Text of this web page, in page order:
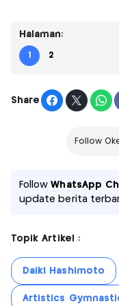
Halaman:
1 2
Share
Follow
FollowWhatsApp
update berita
Topik Artikel :
Daiki Hashimoto
Artistics